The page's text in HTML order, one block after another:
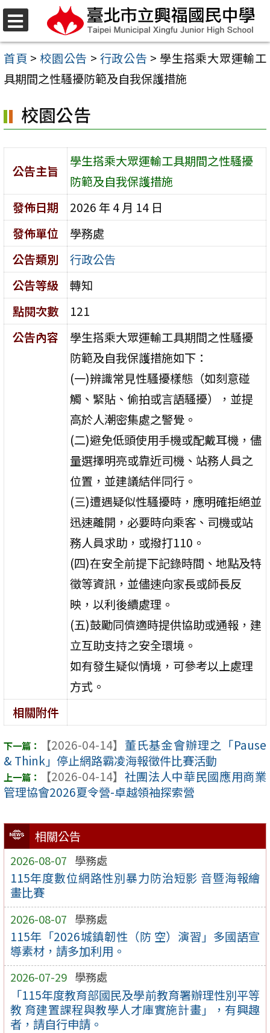
選
單
跳
至
主
要
容
區
首頁 > 校園公告 > 行政公告 > 學生搭乘大眾運輸工
具期間之性騷擾防範及自我保護措施
相關公告
2026-08-07 學務處
115年度數位網路性別暴力防治短影 音暨海報繪
畫比賽
2026-08-07 學務處
115年「2026城鎮韌性（防 空）演習」多國語宣
導素材，請多加利用。
2026-07-29 學務處
「115年度教育部國民及學前教育署辦理性別平等
教 育建置課程與教學人才庫實施計畫」，有興趣
者，請自行申請。
校園公告
公告主旨
學生搭乘大眾運輸工具期間之性騷擾
防範及自我保護措施
發佈日期
2026 年 4 月 14 日
發佈單位
學務處
公告類別
行政公告
公告等級
轉知
點閱次數
121
公告內容
學生搭乘大眾運輸工具期間之性騷擾
防範及自我保護措施如下：
(一)辨識常見性騷擾樣態（如刻意碰
觸、緊貼、偷拍或言語騷擾），並提
高於人潮密集處之警覺。
(二)避免低頭使用手機或配戴耳機，儘
量選擇明亮或靠近司機、站務人員之
位置，並建議結伴同行。
(三)遭遇疑似性騷擾時，應明確拒絕並
迅速離開，必要時向乘客、司機或站
務人員求助，或撥打110。
(四)在安全前提下記錄時間、地點及特
徵等資訊，並儘速向家長或師長反
映，以利後續處理。
(五)鼓勵同儕適時提供協助或通報，建
立互助支持之安全環境。
如有發生疑似情境，可參考以上處理
方式。
相關附件
【2026-04-14】 董氏基金會辦理之「Pause
& Think」停止網路霸凌海報徵件比賽活動
【2026-04-14】 社團法人中華民國應用商業
管理協會2026夏令營-卓越領袖探索營